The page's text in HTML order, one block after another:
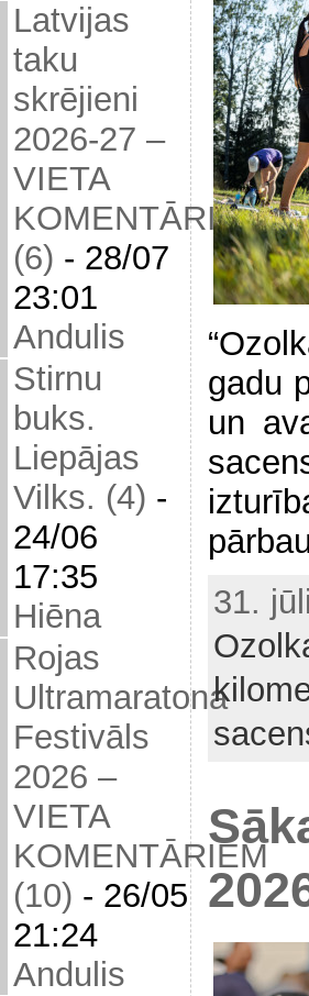
Latvijas
taku
skrējieni
2026-27 –
VIETA
KOMENTĀRIEM
(6) - 28/07
23:01
Andulis
Stirnu
buks.
Liepājas
Vilks. (4) -
24/06
17:35
Hiēna
Rojas
Ultramaratona
Festivāls
2026 –
VIETA
KOMENTĀRIEM
(10) - 26/05
21:24
Andulis
gadu
un
31.